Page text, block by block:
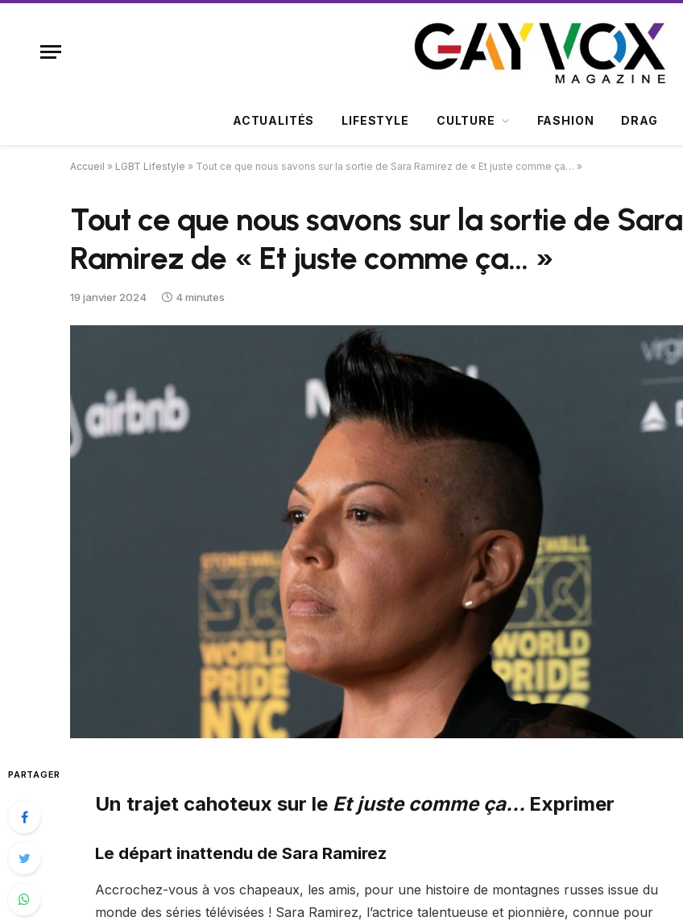
ACTUALITÉS LIFESTYLE CULTURE FASHION DRAG
Accueil » LGBT Lifestyle » Tout ce que nous savons sur la sortie de Sara Ramirez de « Et juste comme ça… »
Tout ce que nous savons sur la sortie de Sara
Ramirez de « Et juste comme ça… »
19 janvier 2024 4 minutes
PARTAGER
Un trajet cahoteux sur le Et juste comme ça… Exprimer
Le départ inattendu de Sara Ramirez
Accrochez-vous à vos chapeaux, les amis, pour une histoire de montagnes russes issue du
monde des séries télévisées ! Sara Ramirez, l’actrice talentueuse et pionnière, connue pour